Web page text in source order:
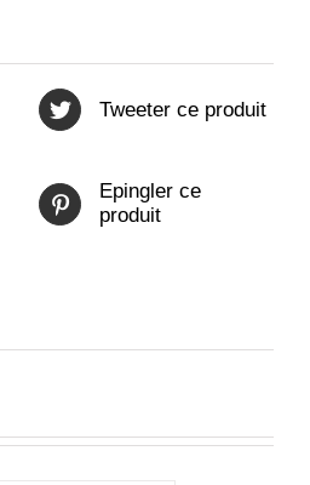
Tweeter ce produit
Epingler ce
produit